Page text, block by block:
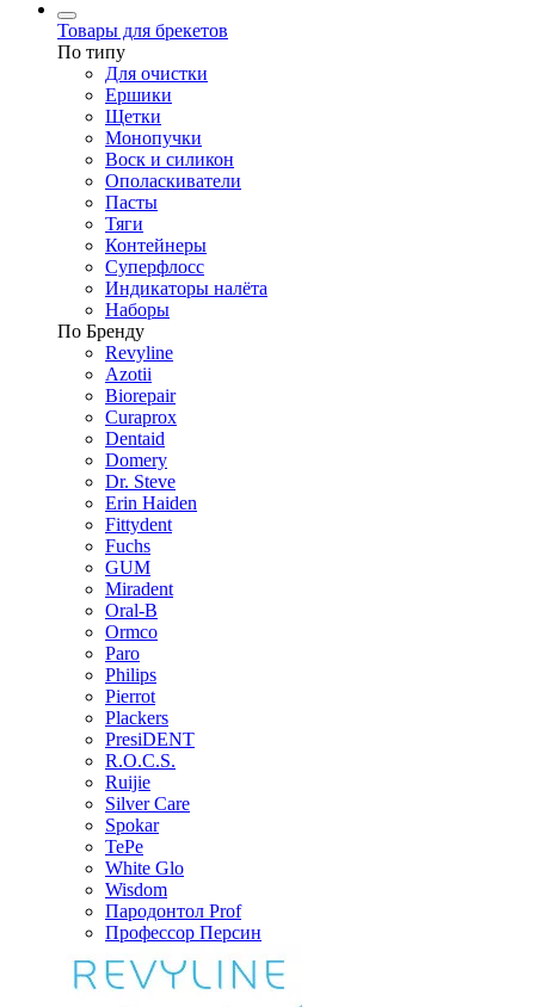
Товары для брекетов
По типу
Для очистки
Ершики
Щетки
Монопучки
Воск и силикон
Ополаскиватели
Пасты
Тяги
Контейнеры
Суперфлосс
Индикаторы налёта
Наборы
По Бренду
Revyline
Azotii
Biorepair
Curaprox
Dentaid
Domery
Dr. Steve
Erin Haiden
Fittydent
Fuchs
GUM
Miradent
Oral-B
Ormco
Paro
Philips
Pierrot
Plackers
PresiDENT
R.O.C.S.
Ruijie
Silver Care
Spokar
TePe
White Glo
Wisdom
Пародонтол Prof
Профессор Персин